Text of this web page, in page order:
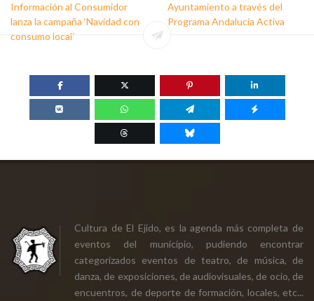
Información al Consumidor
lanza la campaña ‘Navidad con
consumo local’
Ayuntamiento a través del
Programa Andalucía Activa
Cultura de El Ejido, es la agenda más completa de
eventos del municipio, pudiendo encontrar
categorizados eventos de teatro, de música, de
danza, de exposiciones, de audiovisuales, de ocio, de
encuentros, de deporte de formación, locales, etc...